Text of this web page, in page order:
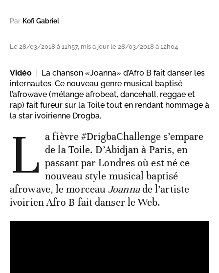
Par Kofi Gabriel
Le 28/03/2018 à 11h57, mis à jour le 28/03/2018 à 12h04
Vidéo
La chanson «Joanna» d’Afro B fait danser les
internautes. Ce nouveau genre musical baptisé
l’afrowave (mélange afrobeat, dancehall, reggae et
rap) fait fureur sur la Toile tout en rendant hommage à
la star ivoirienne Drogba.
L a fièvre #DrigbaChallenge s’empare
de la Toile. D’Abidjan à Paris, en
passant par Londres où est né ce
nouveau style musical baptisé
afrowave, le morceauJoannade l’artiste
ivoirien Afro B fait danser le Web.